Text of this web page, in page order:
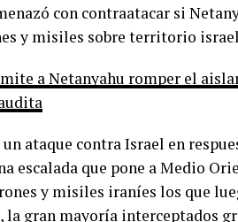
con contraatacar si
y misiles sobre territorio
a Netanyahu romper el
ataque contra Israel en
escalada que pone a Medio
y misiles iraníes los que
la gran mayoría interceptados